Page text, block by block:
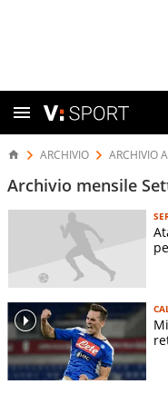
ARCHIVIO ARCHIVIO
Archivio mensile